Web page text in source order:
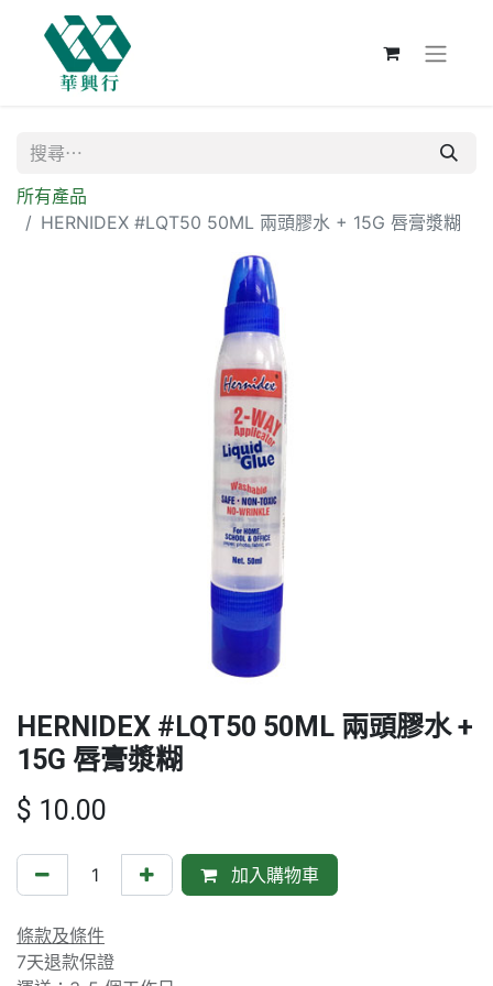
所有產品
HERNIDEX #LQT50 50ML 兩頭膠水 + 15G 唇膏漿糊
HERNIDEX #LQT50 50ML 兩頭膠水 +
15G 唇膏漿糊
$ 10.00
加入購物車
條款及條件
7天退款保證